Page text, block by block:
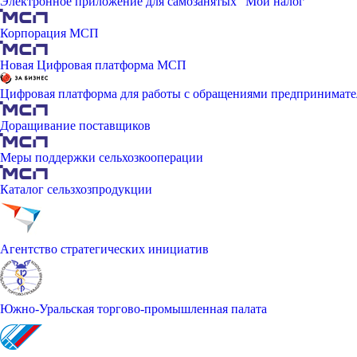
Корпорация МСП
Новая Цифровая платформа МСП
Цифровая платформа для работы с обращениями
Доращивание поставщиков
Меры поддержки сельхозкооперации
Каталог сельзхозпродукции
Агентство стратегических инициатив
Южно-Уральская торгово-промышленная палата